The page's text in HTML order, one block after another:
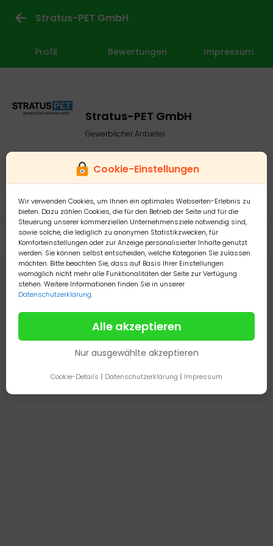
Cookie-Einstellungen
Wir verwenden Cookies, um Ihnen ein optimales Webseiten-Erlebnis zu
bieten. Dazu zählen Cookies, die für den Betrieb der Seite und für die
Steuerung unserer kommerziellen Unternehmensziele notwendig sind,
sowie solche, die lediglich zu anonymen Statistikzwecken, für
Komforteinstellungen oder zur Anzeige personalisierter Inhalte genutzt
werden. Sie können selbst entscheiden, welche Kategorien Sie zulassen
möchten. Bitte beachten Sie, dass auf Basis Ihrer Einstellungen
womöglich nicht mehr alle Funktionalitäten der Seite zur Verfügung
stehen. Weitere Informationen finden Sie in unserer
Datenschutzerklärung.
Alle akzeptieren
Nur ausgewählte akzeptieren
Cookie-Details | Datenschutzerklärung | Impressum
Stratus-PET GmbH
Profil Bewertungen Impressum
Stratus-PET GmbH
Gewerblicher Anbieter
Mitglied seit: 01.01.2021
Nürnberg
Meine Anzeigen
Zurück Weiter